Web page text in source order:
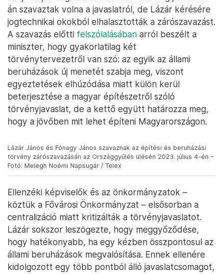
án szavaztak volna a javaslatról, de Lázár kérésére
jogtechnikai okokból elhalasztották a zárószavazást.
A szavazás előtti felszólalásában arról beszélt a
miniszter, hogy gyakorlatilag két
törvénytervezetről van szó: az egyik az állami
beruházások új menetét szabja meg, viszont
egyeztetések elhúzódása miatt külön kerül
beterjesztése a magyar építészetről szóló
törvényjavaslat, de a kettő együtt határozza meg,
hogy a jövőben mit lehet építeni Magyarországon.
Lázár János és Fónagy János szavaznak az építési és beruházási
törvény zárószavazásán az Országgyűlés ülésén 2023. július 4-én –
Fotó: Melegh Noémi Napsugár / Telex
Ellenzéki képviselők és az önkormányzatok –
köztük a Fővárosi Önkormányzat – elsősorban a
centralizáció miatt kritizálták a törvényjavaslatot.
Lázár sokszor leszögezte, hogy meggyőződése,
hogy hatékonyabb, ha egy kézben összpontosul az
állami beruházások megvalósítása. Ennek ellenére
kidolgozott egy több pontból álló javaslatcsomagot,